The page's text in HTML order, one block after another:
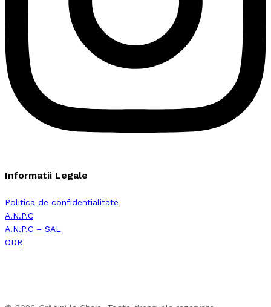
Informatii Legale
Politica de confidentialitate
A.N.P.C
A.N.P.C – SAL
ODR